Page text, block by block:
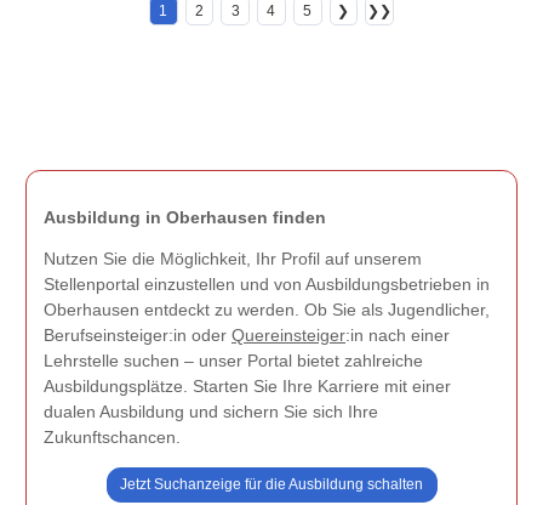
1 2 3 4 5 ❯ ❯❯
Ausbildung in Oberhausen finden
Nutzen Sie die Möglichkeit, Ihr Profil auf unserem
Stellenportal einzustellen und von Ausbildungsbetrieben in
Oberhausen entdeckt zu werden. Ob Sie als Jugendlicher,
Berufseinsteiger:in oder Quereinsteiger:in nach einer
Lehrstelle suchen – unser Portal bietet zahlreiche
Ausbildungsplätze. Starten Sie Ihre Karriere mit einer
dualen Ausbildung und sichern Sie sich Ihre
Zukunftschancen.
Jetzt Suchanzeige für die Ausbildung schalten